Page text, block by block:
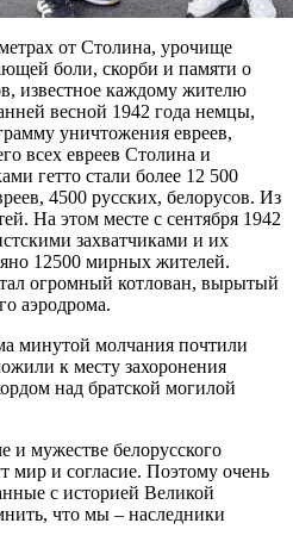
от Столина, урочище
боли, скорби и памяти о
известное каждому жителю
весной 1942 года немцы,
уничтожения евреев,
всех евреев Столина и
гетто стали более 12 500
4500 русских, белорусов. Из
На этом месте с сентября 1942
захватчиками и их
12500 мирных жителей.
огромный котлован, вырытый
аэродрома.
минутой молчания почтили
к месту захоронения
над братской могилой
и мужестве белорусского
мир и согласие. Поэтому очень
с историей Великой
что мы – наследники